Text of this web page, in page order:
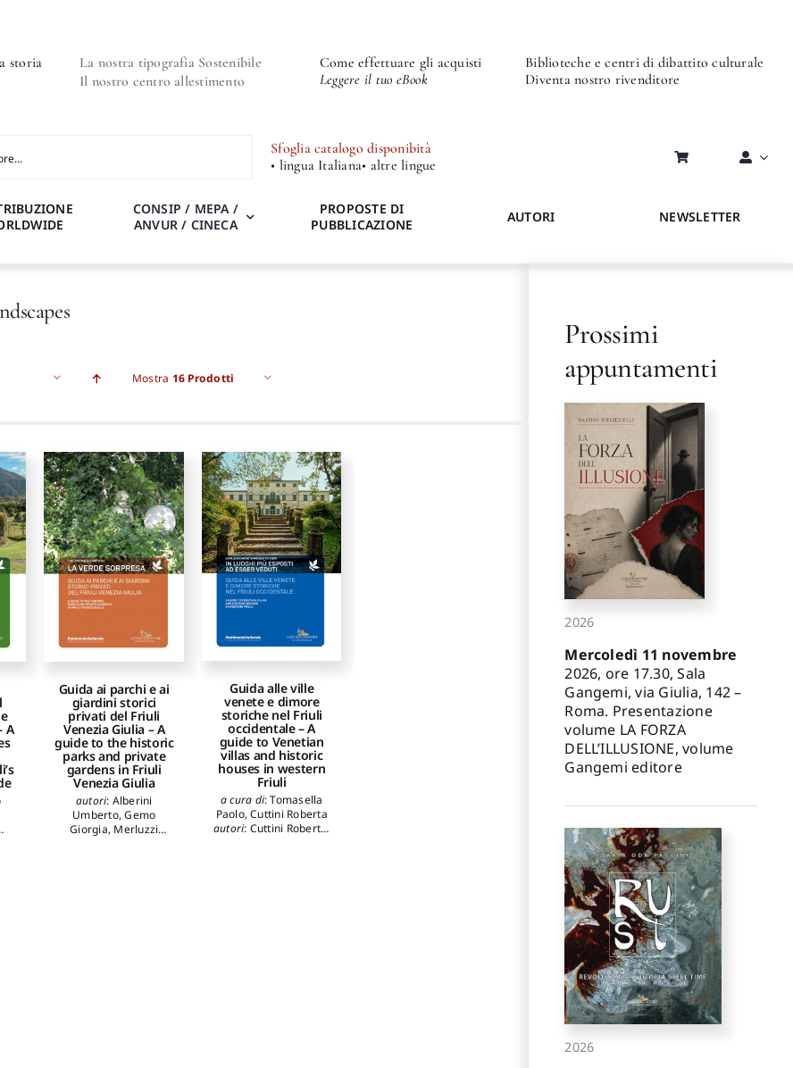
storia
La nostra tipografia Sostenibile
Il nostro centro allestimento
Come effettuare gli acquisti
Leggere il tuo eBook
Biblioteche e centri di dibattito culturale
Diventa nostro rivenditore
Sfoglia catalogo disponibità
• lingua Italiana• altre lingue
CONSIP / MEPA /
ANVUR / CINECA
PROPOSTE DI
PUBBLICAZIONE
AUTORI NEWSLETTER
Mostra 16 Prodotti
A
Guida ai parchi e ai
giardini storici
privati del Friuli
Venezia Giulia – A
guide to the historic
parks and private
gardens in Friuli
Venezia Giulia
autori: Alberini
Umberto,Gemo
Giorgia, Merluzzi
Guida alle ville
venete e dimore
storiche nel Friuli
occidentale – A
guide to Venetian
villas and historic
houses in western
Friuli
a cura di:Tomasella
Paolo,Cuttini Roberta
autori: Cuttini Roberta,
Prossimi
appuntamenti
2026
Mercoledì 11 novembre
2026, ore 17.30, Sala
Gangemi, via Giulia, 142 –
Roma. Presentazione
volume LA FORZA
DELL’ILLUSIONE, volume
Gangemi editore
2026